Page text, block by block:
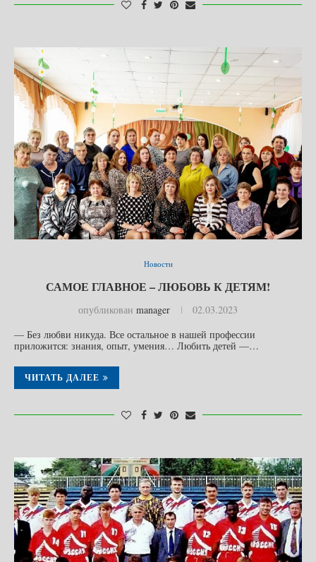
Новости
САМОЕ ГЛАВНОЕ – ЛЮБОВЬ К ДЕТЯМ!
опубликован manager
02.03.2023
— Без любви никуда. Все остальное в нашей профессии
приложится: знания, опыт, умения… Любить детей —…
ЧИТАТЬ ДАЛЕЕ